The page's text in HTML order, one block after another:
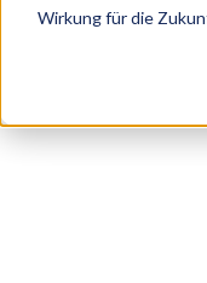
Wirkung für die